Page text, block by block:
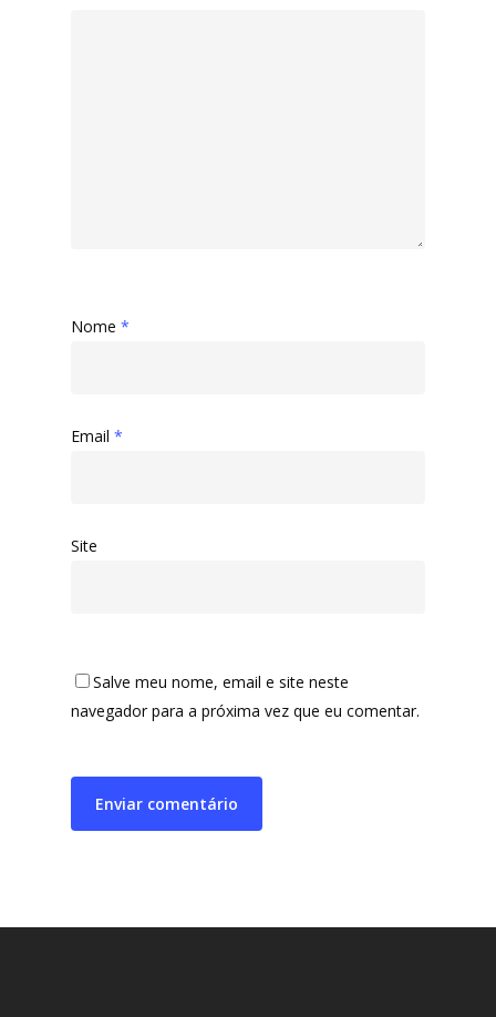
Nome *
Email *
Site
Salve meu nome, email e site neste
navegador para a próxima vez que eu comentar.